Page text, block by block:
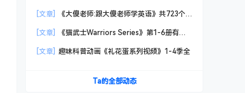
[文章]
《大傻老师:跟大傻老师学英语》共723个
[文章]
《猫武士Warriors Series》第1-6册有声
[文章]
趣味科普动画《礼花蛋系列视频》1-4季全
Ta的全部动态